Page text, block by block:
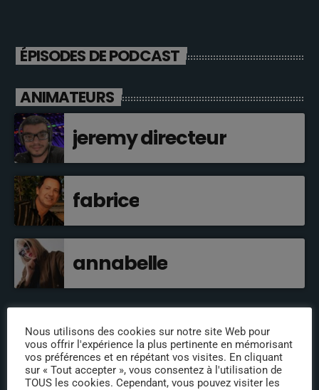
ÉPISODES DE PODCAST
ANIMATEURS
jeremy directeur
fabrice
annabelle
INFOS
Nous utilisons des cookies sur notre site Web pour
vous offrir l'expérience la plus pertinente en mémorisant
vos préférences et en répétant vos visites. En cliquant
sur « Tout accepter », vous consentez à l'utilisation de
TOUS les cookies. Cependant, vous pouvez visiter les